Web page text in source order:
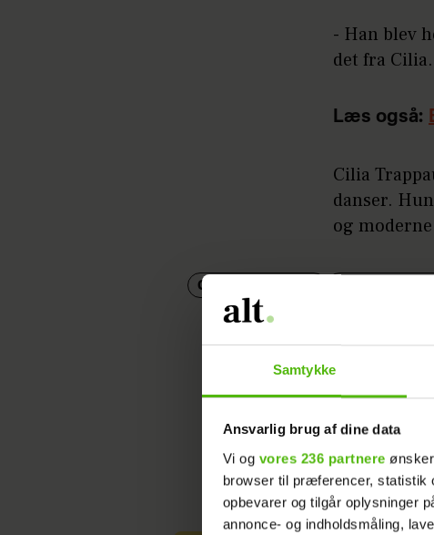
Samtykke
Ansvarlig brug af dine data
Vi og vores 236 partnere
browser til præferencer, statistik
opbevarer og tilgår oplysninger
annonce- og indholdsmåling,
- Han blev
det fra Cilia.
Læs også:
Cilia
danser.
og
CILIA TRAPPAUD